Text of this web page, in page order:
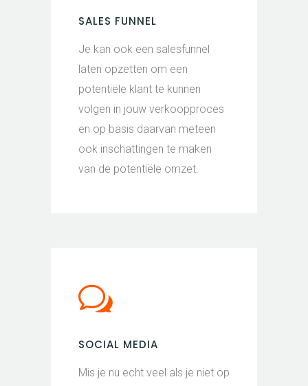
SALES FUNNEL
Je kan ook een salesfunnel
laten opzetten om een
potentiële klant te kunnen
volgen in jouw verkoopproces
en op basis daarvan meteen
ook inschattingen te maken
van de potentiële omzet.
SOCIAL MEDIA
Mis je nu echt veel als je niet op